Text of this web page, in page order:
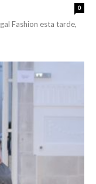
0
Fashion esta tarde,